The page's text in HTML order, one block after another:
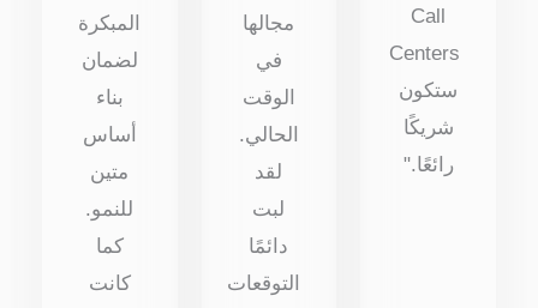
Call
Centers
ستكون
شريكًا
رائعًا."
مجالها
في
الوقت
الحالي.
لقد
لبت
دائمًا
التوقعات
المبكرة
لضمان
بناء
أساس
متين
للنمو.
كما
كانت